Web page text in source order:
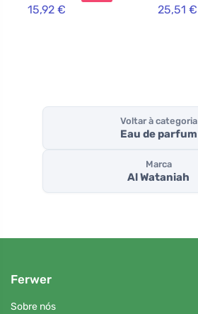
15,92 € 25,51 €
Voltar à categoria
Eau de parfum
Marca
Al Wataniah
Ferwer
Sobre nós